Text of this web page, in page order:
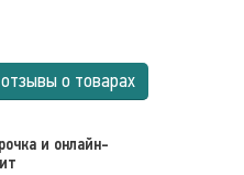
о товарах
и онлайн-